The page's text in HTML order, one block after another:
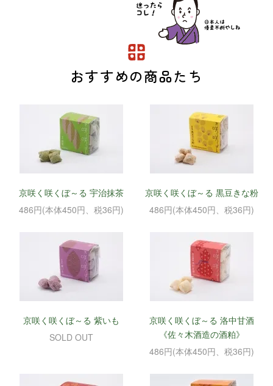
おすすめの商品たち
京咲く咲くぼ～る 宇治抹茶
486円(本体450円、税36円)
京咲く咲くぼ～る 黒豆きな粉
486円(本体450円、税36円)
京咲く咲くぼ～る 紫いも
SOLD OUT
京咲く咲くぼ～る 洛中甘酒
《佐々木酒造の酒粕》
486円(本体450円、税36円)